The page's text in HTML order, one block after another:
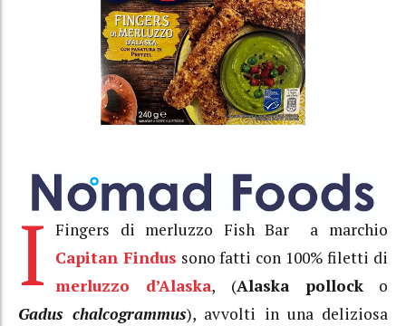
I Fingers di merluzzo Fish Bar a marchio
Capitan Findus sono fatti con 100% filetti di
merluzzo d’Alaska, (Alaska pollocko
Gadus chalcogrammus), avvolti in una deliziosa